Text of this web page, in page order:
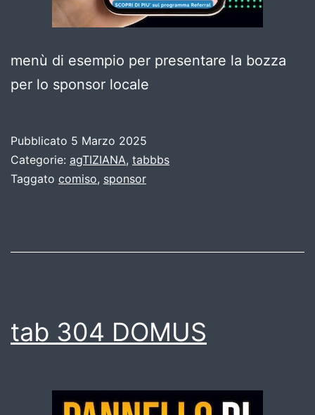
menù di esempio per presentare la bozza
per lo sponsor locale
Pubblicato 5 Marzo 2025
Categorie: agTIZIANA, tabbbs
Taggato comiso, sponsor
tab 304 DOMUS